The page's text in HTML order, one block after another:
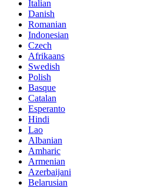
Italian
Danish
Romanian
Indonesian
Czech
Afrikaans
Swedish
Polish
Basque
Catalan
Esperanto
Hindi
Lao
Albanian
Amharic
Armenian
Azerbaijani
Belarusian